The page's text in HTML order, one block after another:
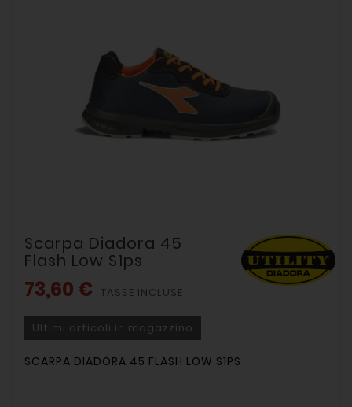
Scarpa Diadora 45
Flash Low S1ps
73,60 € TASSE INCLUSE
Ultimi articoli in magazzino
SCARPA DIADORA 45 FLASH LOW S1PS